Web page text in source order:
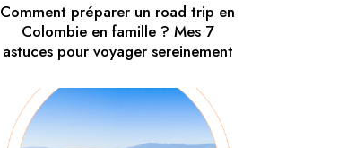
Comment préparer un road trip en
Colombie en famille ? Mes 7
astuces pour voyager sereinement